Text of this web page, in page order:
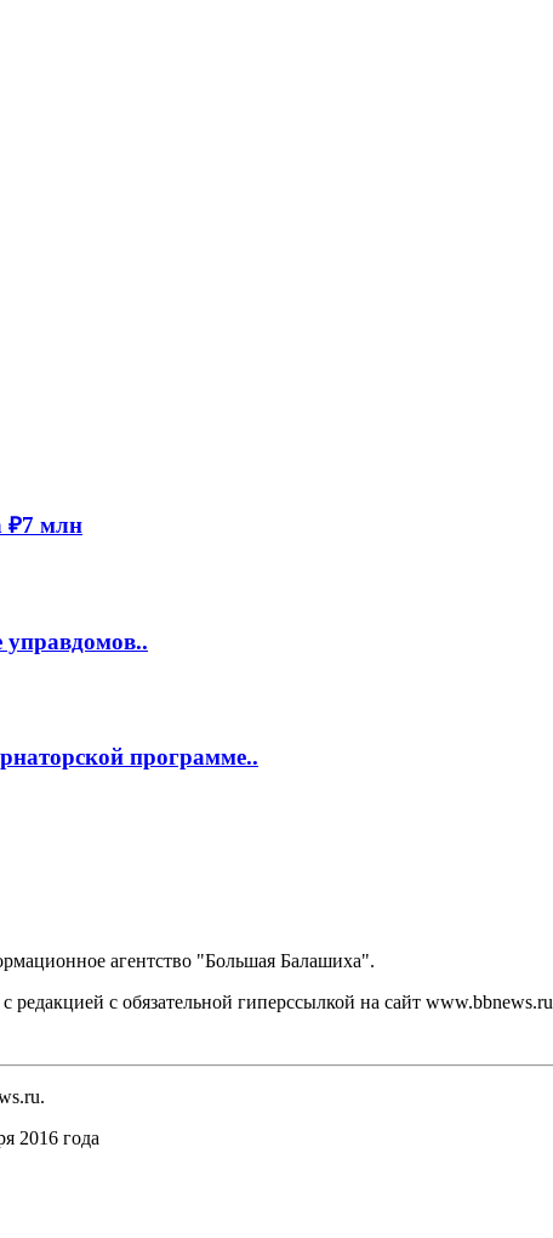
₽7 млн
программе..
агентство "Большая Балашиха".
редакцией с обязательной гиперссылкой на сайт www.bbnews.ru
2016 года